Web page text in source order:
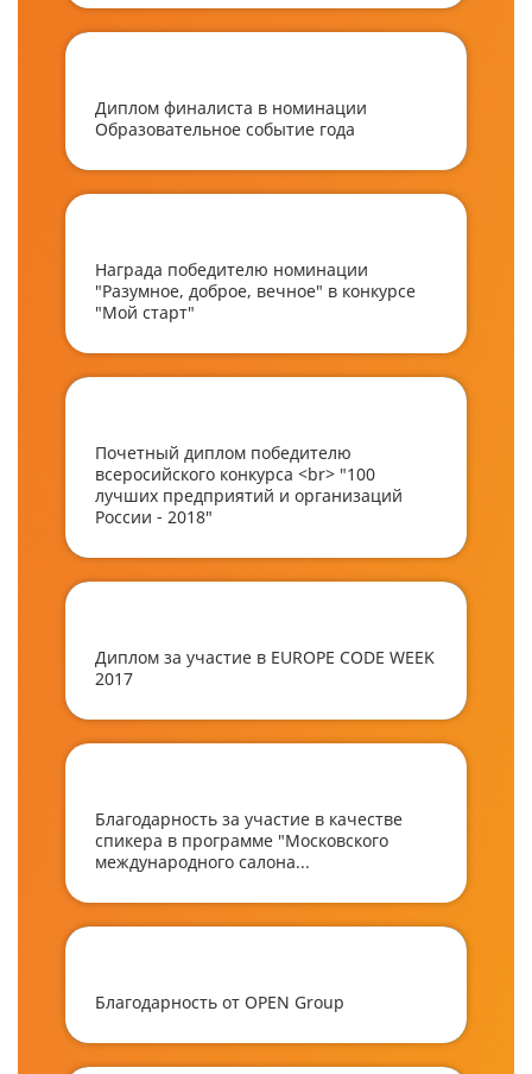
Диплом финалиста в номинации
Образовательное событие года
Награда победителю номинации
"Разумное, доброе, вечное" в конкурсе
"Мой старт"
Почетный диплом победителю
всеросийского конкурса <br> "100
лучших предприятий и организаций
России - 2018"
Диплом за участие в EUROPE CODE WEEK
2017
Благодарность за участие в качестве
спикера в программе "Московского
международного салона...
Благодарность от OPEN Group